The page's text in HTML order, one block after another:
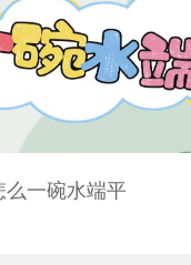
一碗水端平